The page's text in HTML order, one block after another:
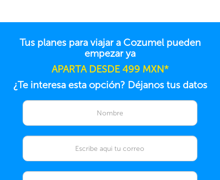
Tus planes para viajar a Cozumel pueden
empezar ya
APARTA DESDE 499 MXN*
¿Te interesa esta opción? Déjanos tus datos